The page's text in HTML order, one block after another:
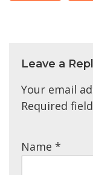
Leave a
Your email
Required
Name *